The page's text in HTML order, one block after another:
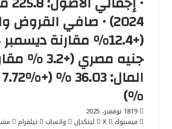
%)
18 نوفمبر، 2025 19
فيسبوك
‫X لينكدإن واتساب تيلقرام